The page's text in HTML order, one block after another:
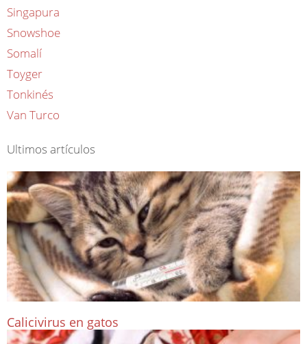
Singapura
Snowshoe
Somalí
Toyger
Tonkinés
Van Turco
Ultimos artículos
Calicivirus en gatos